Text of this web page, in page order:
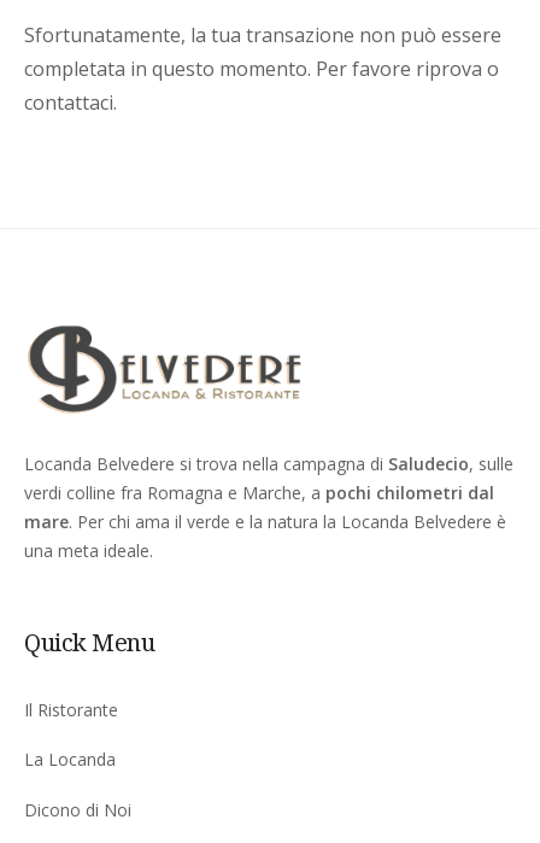
Sfortunatamente, la tua transazione non può essere
completata in questo momento. Per favore riprova o
contattaci.
Locanda Belvedere si trova nella campagna di Saludecio, sulle
verdi colline fra Romagna e Marche, a pochi chilometri dal
mare. Per chi ama il verde e la natura la Locanda Belvedere è
una meta ideale.
Quick Menu
Il Ristorante
La Locanda
Dicono di Noi